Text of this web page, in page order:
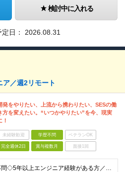
検討中に入れる
日： 2026.08.31
ア／週2リモート
発をやりたい、上流から携わりたい、SESの働
方を変えたい。“いつかやりたい”を今、現実
！
未経験歓迎 学歴不問 ベテランOK
完全週休2日 賞与複数月 面接1回
◇学歴不問◇5年以上エンジニア経験がある方／人柄重視の採用です 必須条件―MUST― ■5年以上エンジニア経験がある方 ■C#、Java、Node.js、VB.NETを使った実務経験がある方 《